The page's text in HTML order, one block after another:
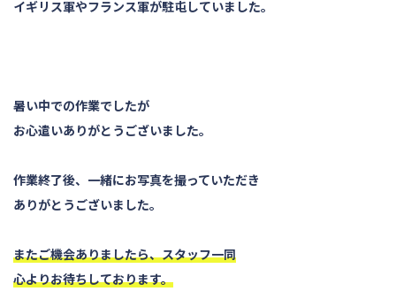
イギリス軍やフランス軍が駐屯していました。
暑い中での作業でしたが
お心遣いありがとうございました。
作業終了後、一緒にお写真を撮っていただき
ありがとうございました。
またご機会ありましたら、スタッフ一同
心よりお待ちしております。